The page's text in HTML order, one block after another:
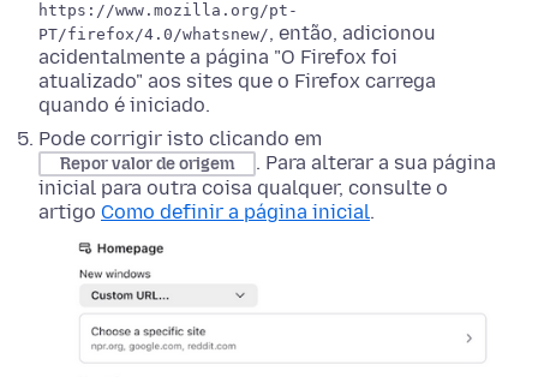
https://www.mozilla.org/pt-
PT/firefox/4.0/whatsnew/, então, adicionou
acidentalmente a página "O Firefox foi
atualizado" aos sites que o Firefox carrega
quando é iniciado.
Pode corrigir isto clicando em
Repor valor de origem
. Para alterar a sua página
inicial para outra coisa qualquer, consulte o
artigo Como definir a página inicial.